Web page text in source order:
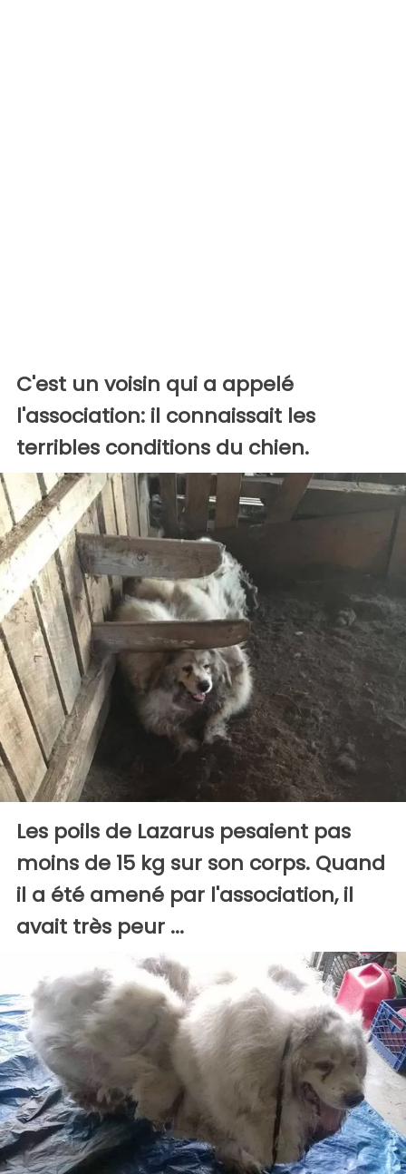
C'est un voisin qui a appelé
l'association: il connaissait les
terribles conditions du chien.
Les poils de Lazarus pesaient pas
moins de 15 kg sur son corps. Quand
il a été amené par l'association, il
avait très peur ...